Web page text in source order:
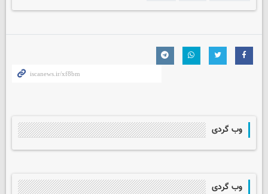
وب گردی
وب گردی